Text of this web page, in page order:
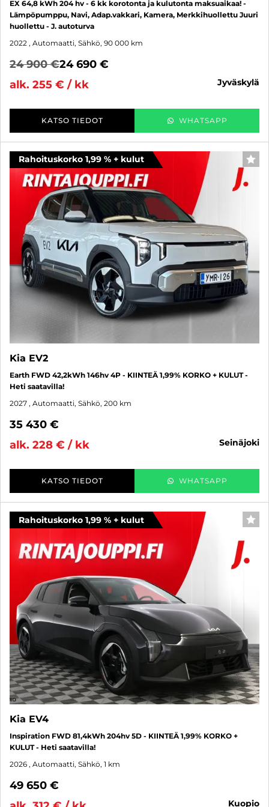
EX 64,8 kWh 204 hv - 6 kk korotonta ja kulutonta maksuaikaa! -
Lämpöpumppu, Navi, Adap.vakkari, Kamera, Merkkihuollettu Juuri
huollettu - J. autoturva
2022 , Automaatti, Sähkö, 90 000 km
24 900 €24 690 €
alk. 255 € / kk
jyväskylä
KATSO TIEDOT WHATSAPP
Rahoituskorko 1,99 % + kulut
Kia EV2
Earth FWD 42,2kWh 146hv 4P - KIINTEÄ 1,99% KORKO + KULUT -
Heti saatavilla!
2027 , Automaatti, Sähkö, 200 km
35 430 €
alk. 228 € / kk
seinäjoki
KATSO TIEDOT WHATSAPP
Rahoituskorko 1,99 % + kulut
Kia EV4
Inspiration FWD 81,4kWh 204hv 5D - KIINTEÄ 1,99% KORKO +
KULUT - Heti saatavilla!
2026 , Automaatti, Sähkö, 1 km
49 650 €
kuopio